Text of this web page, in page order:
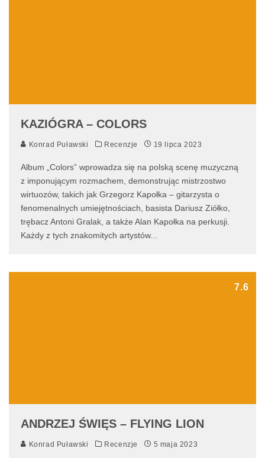
KAZIÓGRA – COLORS
Konrad Puławski Recenzje 19 lipca 2023
Album „Colors” wprowadza się na polską scenę muzyczną
z imponującym rozmachem, demonstrując mistrzostwo
wirtuozów, takich jak Grzegorz Kapołka – gitarzysta o
fenomenalnych umiejętnościach, basista Dariusz Ziółko,
trębacz Antoni Gralak, a także Alan Kapołka na perkusji.
Każdy z tych znakomitych artystów...
7.6
ANDRZEJ ŚWIĘS – FLYING LION
Konrad Puławski Recenzje 5 maja 2023